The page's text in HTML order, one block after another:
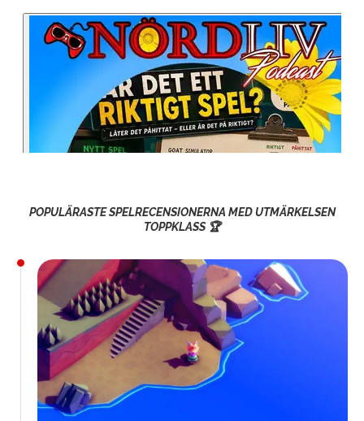
POPULÄRASTE SPELRECENSIONERNA MED UTMÄRKELSEN
TOPPKLASS 🏆